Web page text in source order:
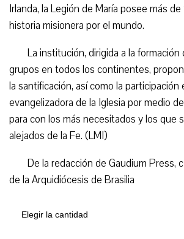
Irlanda, la Legión de María posee más
historia misionera por el mundo.
La institución, dirigida a la formación
grupos en todos los continentes,
la santificación, así como la participación
evangelizadora de la Iglesia por medio
para con los más necesitados y los que
alejados de la Fe. (LMI)
De la redacción de Gaudium Press,
de la Arquidiócesis de Brasilia